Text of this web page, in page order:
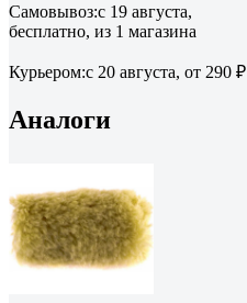
Самовывоз:c 19 августа,
бесплатно, из 1 магазина
Курьером:c 20 августа, от 290 ₽
Аналоги